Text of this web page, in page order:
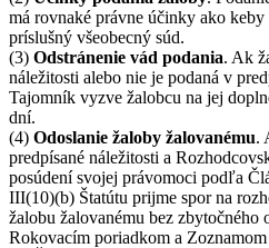
má rovnaké právne účinky ako
príslušný všeobecný súd.
(3) Odstránenie vád podania. Ak
náležitosti alebo nie je podaná v
Tajomník vyzve žalobcu na jej
dní.
(4) Odoslanie žaloby žalovanému.
predpísané náležitosti a
posúdení svojej právomoci podľa
III(10)(b) Štatútu prijme spor na
žalobu žalovanému bez zbytočného
Rokovacím poriadkom a